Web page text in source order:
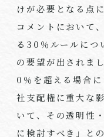
けが必要となる点
コメントにおいて
る30％ルールにつ
の要望が出されま
0％を超える場合
社支配権に重大な
いて、その透明性
に検討すべき」と